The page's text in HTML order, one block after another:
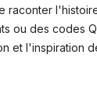
raconter
ou des codes
et l'inspiration